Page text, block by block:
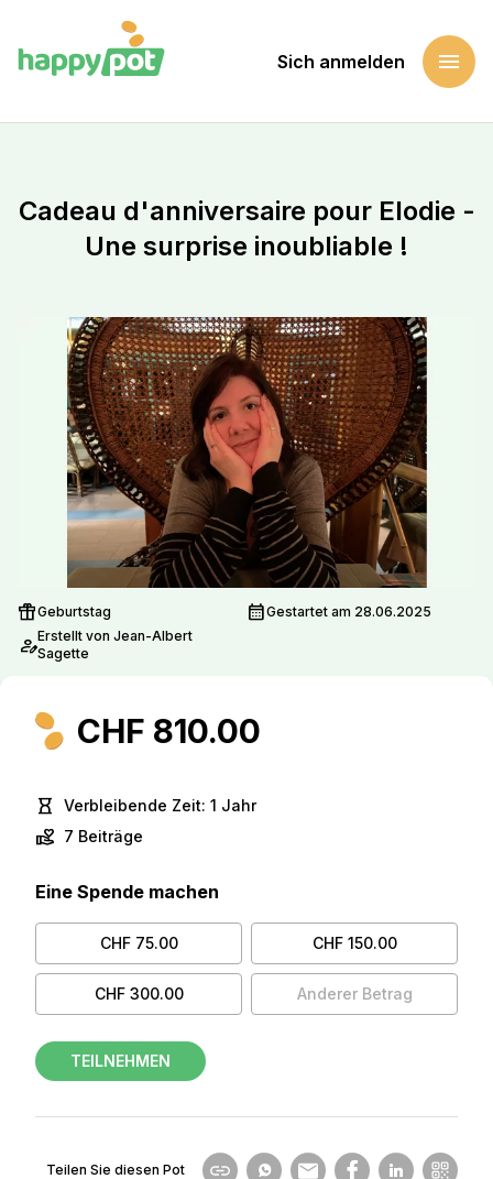
Sich anmelden menu
Cadeau d'anniversaire pour Elodie -
Une surprise inoubliable !
featured_seasonal_and_giftsGeburtstag calendar_monthGestartet am 28.06.2025
person_editErstellt von Jean-Albert
Sagette
CHF 810.00
hourglass_empty Verbleibende Zeit: 1 Jahr
volunteer_activism 7 Beiträge
Eine Spende machen
CHF 75.00 CHF 150.00
CHF 300.00 Anderer Betrag
TEILNEHMEN
Teilen Sie diesen Pot